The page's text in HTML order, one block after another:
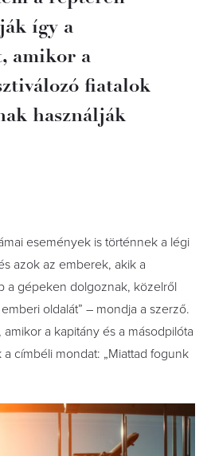
így a
amikor a
fiatalok
használják
események is történnek a légi
azok az emberek, akik a
a gépeken dolgoznak, közelről
oldalát” – mondja a szerző.
a kapitány és a másodpilóta
címbéli mondat: „Miattad fogunk